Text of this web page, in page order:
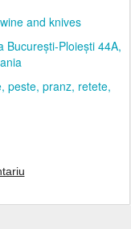
wine and knives
București-Ploiești 44A,
peste pranz retete